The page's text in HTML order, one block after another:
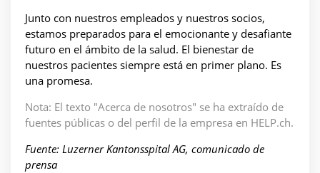
Junto con nuestros empleados y nuestros socios,
estamos preparados para el emocionante y desafiante
futuro en el ámbito de la salud. El bienestar de
nuestros pacientes siempre está en primer plano. Es
una promesa.
Nota: El texto "Acerca de nosotros" se ha extraído de
fuentes públicas o del perfil de la empresa en HELP.ch.
Fuente: Luzerner Kantonsspital AG, comunicado de
prensa